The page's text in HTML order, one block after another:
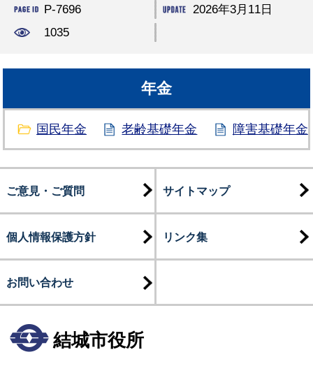
P-7696
2026年3月11日
1035
年金
国民年金 老齢基礎年金 障害基礎年金
ご意見・ご質問 サイトマップ
個人情報保護方針 リンク集
お問い合わせ
結城市役所